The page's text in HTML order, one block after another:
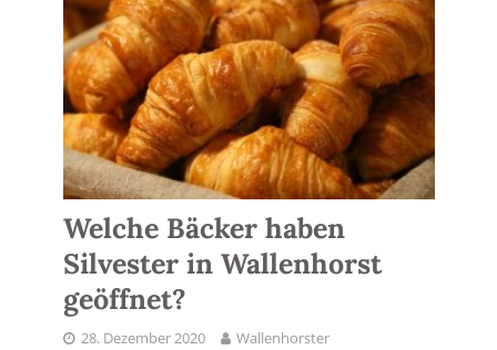
Welche Bäcker haben
Silvester in Wallenhorst
geöffnet?
28. Dezember 2020
Wallenhorster